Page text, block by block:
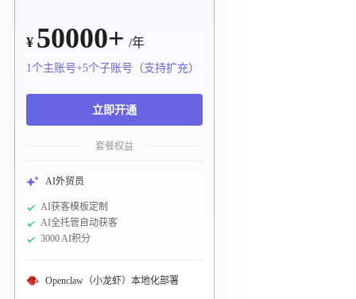
¥ 50000+ /年
1个主账号+5个子账号（支持扩充）
立即开通
套餐权益
AI外贸员
AI获客模板定制
AI全托管自动获客
3000 AI积分
Openclaw（小龙虾）本地化部署